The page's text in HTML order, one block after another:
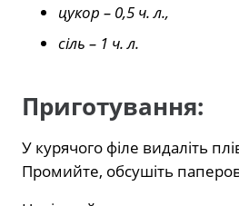
цукор – 0,5 ч. л.,
сіль – 1 ч. л.
Приготування:
У курячого філе видаліть
Промийте, обсушіть